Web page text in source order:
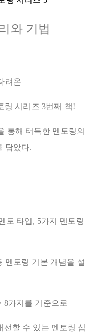
와 기법
려온
링 시리즈 3번째 책!
통해 터득한 멘토링의
담았다.
토 타입, 5가지 멘토링
멘토링 기본 개념을 설
8가지를 기준으로
할 수 있는 멘토링 십